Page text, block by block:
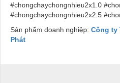
#chongchaychongnhieu2x1.0
#chongchaychongnhieu2x2.5
Sản phẩm doanh nghiệp: Công ty
Phát